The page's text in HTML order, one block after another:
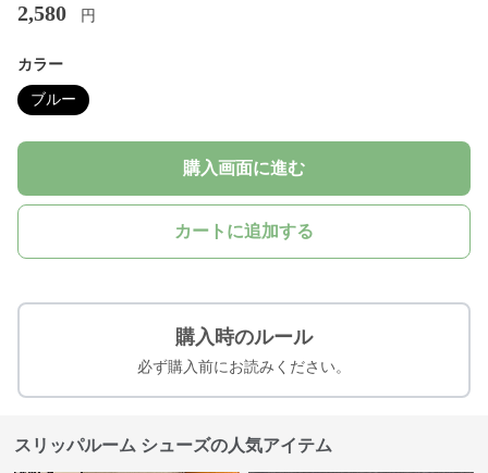
2,580 円
カラー
ブルー
購入画面に進む
カートに追加する
購入時のルール
必ず購入前にお読みください。
スリッパルーム シューズの人気アイテム